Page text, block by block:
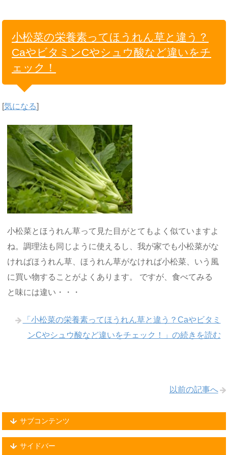
小松菜の栄養素ってほうれん草と違う？
CaやビタミンCやシュウ酸など違いをチ
ェック！
[気になる]
小松菜とほうれん草って見た目がとてもよく似ていますよ
ね。調理法も同じように使えるし、我が家でも小松菜がな
ければほうれん草、ほうれん草がなければ小松菜、いう風
に買い物することがよくあります。 ですが、食べてみる
と味には違い・・・
「小松菜の栄養素ってほうれん草と違う？Caやビタミ
ンCやシュウ酸など違いをチェック！」の続きを読む
以前の記事へ
サブコンテンツ
サイドバー